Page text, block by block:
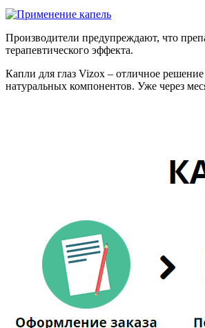
Производители предупреждают, что
терапевтического эффекта.
Капли для глаз Vizox – отличное
натуральных компонентов. Уже через